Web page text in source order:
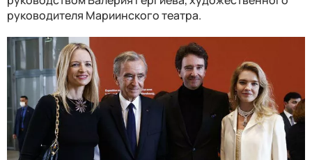
руководителя Мариинского театра.